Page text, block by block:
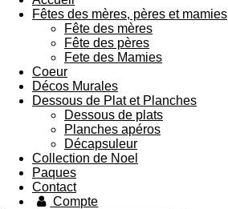
Fêtes des mères, pères et mamies
Fête des mères
Fête des pères
Fete des Mamies
Coeur
Décos Murales
Dessous de Plat et Planches
Dessous de plats
Planches apéros
Décapsuleur
Collection de Noel
Paques
Contact
Compte